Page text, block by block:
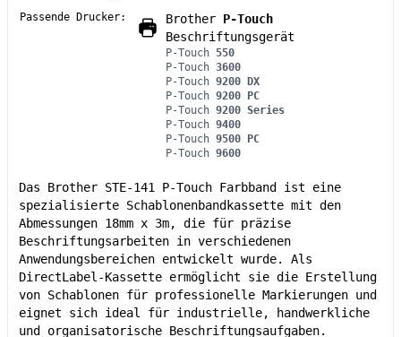
Passende Drucker:
Brother P-Touch
Beschriftungsgerät
P-Touch 550
P-Touch 3600
P-Touch 9200 DX
P-Touch 9200 PC
P-Touch 9200 Series
P-Touch 9400
P-Touch 9500 PC
P-Touch 9600
Das Brother STE-141 P-Touch Farbband ist eine
spezialisierte Schablonenbandkassette mit den
Abmessungen 18mm x 3m, die für präzise
Beschriftungsarbeiten in verschiedenen
Anwendungsbereichen entwickelt wurde. Als
DirectLabel-Kassette ermöglicht sie die Erstellung
von Schablonen für professionelle Markierungen und
eignet sich ideal für industrielle, handwerkliche
und organisatorische Beschriftungsaufgaben.